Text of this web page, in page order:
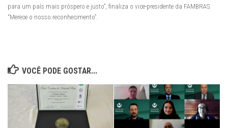
para um país mais próspero e justo”, finaliza o vice-presidente da FAMBRAS.
“Merece o nosso reconhecimento”.
VOCÊ PODE GOSTAR...